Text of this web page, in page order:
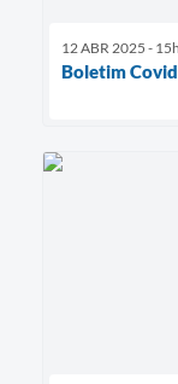
12 ABR 2025 -
Boletim